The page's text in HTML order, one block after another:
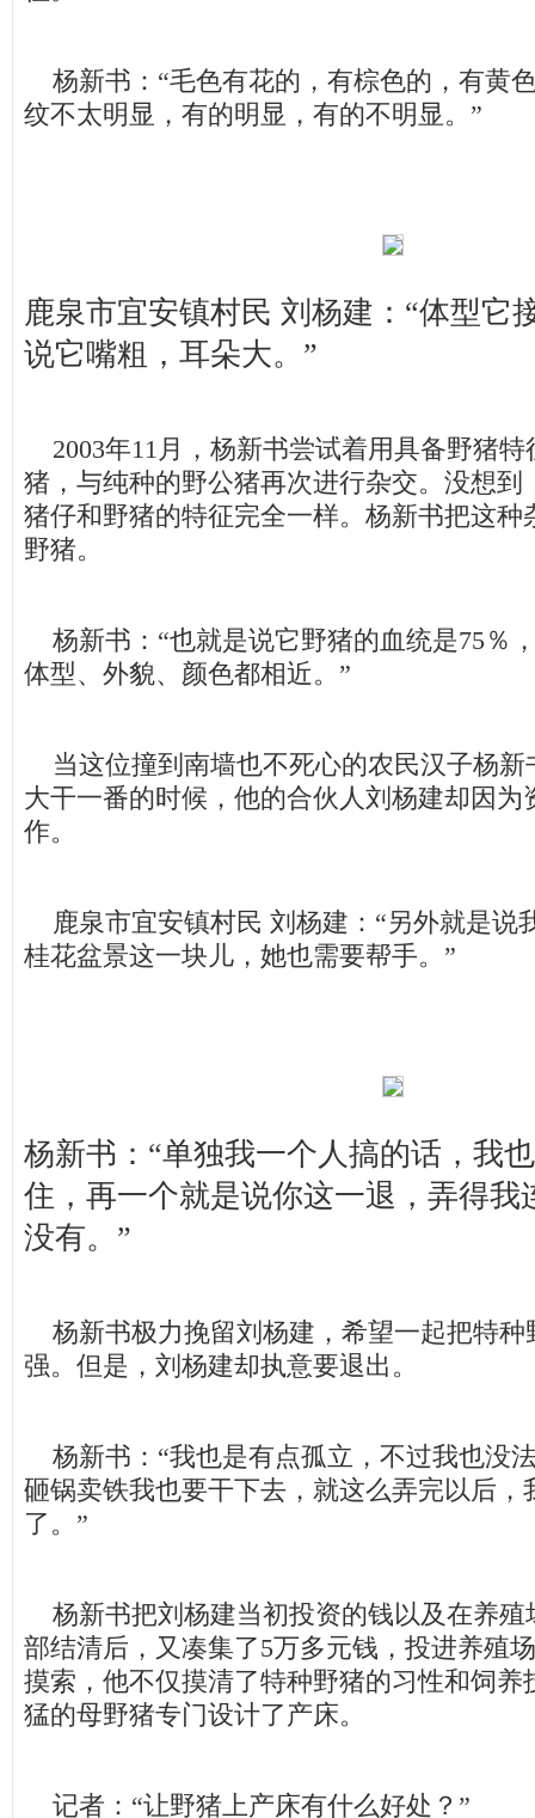
杨新书：“毛色有花的，有棕色的，有黄
纹不太明显，有的明显，有的不明显。”
鹿泉市宜安镇村民 刘杨建：“体型它
说它嘴粗，耳朵大。”
2003年11月，杨新书尝试着用具备野猪特
猪，与纯种的野公猪再次进行杂交。没想到
猪仔和野猪的特征完全一样。杨新书把这种
野猪。
杨新书：“也就是说它野猪的血统是75％
体型、外貌、颜色都相近。”
当这位撞到南墙也不死心的农民汉子杨新
大干一番的时候，他的合伙人刘杨建却因为
作。
鹿泉市宜安镇村民 刘杨建：“另外就是说
桂花盆景这一块儿，她也需要帮手。”
杨新书：“单独我一个人搞的话，我
住，再一个就是说你这一退，弄得我
没有。”
杨新书极力挽留刘杨建，希望一起把特种
强。但是，刘杨建却执意要退出。
杨新书：“我也是有点孤立，不过我也没
砸锅卖铁我也要干下去，就这么弄完以后，
了。”
杨新书把刘杨建当初投资的钱以及在养殖
部结清后，又凑集了5万多元钱，投进养殖
摸索，他不仅摸清了特种野猪的习性和饲养
猛的母野猪专门设计了产床。
记者：“让野猪上产床有什么好处？”